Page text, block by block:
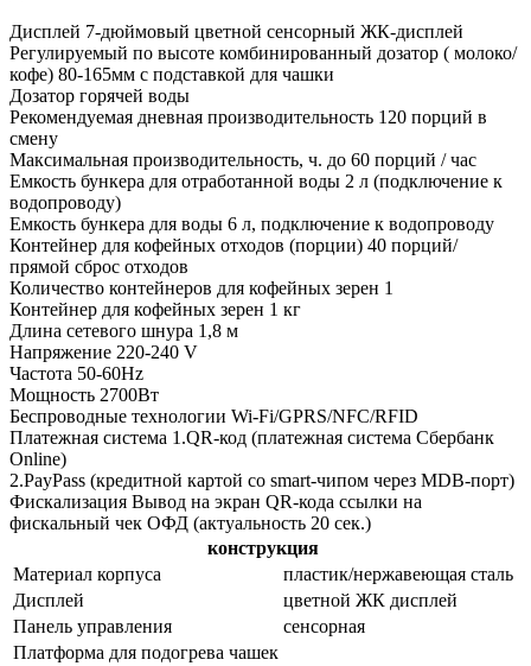
Дисплей 7-дюймовый цветной сенсорный ЖК-дисплей
Pегулируемый по высоте комбинированный дозатор ( молоко/
кофе) 80-165мм с подставкой для чашки
Дозатор горячей воды
Рекомендуемая дневная производительность 120 порций в
смену
Максимальная производительность, ч. до 60 порций / час
Емкость бункера для отработанной воды 2 л (подключение к
водопроводу)
Емкость бункера для воды 6 л, подключение к водопроводу
Контейнер для кофейных отходов (порции) 40 порций/
прямой сброс отходов
Количество контейнеров для кофейных зерен 1
Контейнер для кофейных зерен 1 кг
Длина сетевого шнура 1,8 м
Напряжение 220-240 V
Частота 50-60Hz
Мощность 2700Вт
Беспроводные технологии Wi-Fi/GPRS/NFC/RFID
Платежная система 1.QR-код (платежная система Сбербанк
Online)
2.PayPass (кредитной картой со smart-чипом через MDB-порт)
Фискализация Вывод на экран QR-кода ссылки на
фискальный чек ОФД (актуальность 20 сек.)
конструкция
Материал корпуса
пластик/нержавеющая сталь
Дисплей
цветной ЖК дисплей
Панель управления
сенсорная
Платформа для подогрева чашек